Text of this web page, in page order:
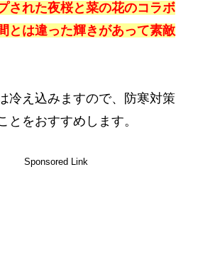
された夜桜と菜の花のコラボ
とは違った輝きがあって素敵
冷え込みますので、防寒対策
とをおすすめします。
Sponsored Link